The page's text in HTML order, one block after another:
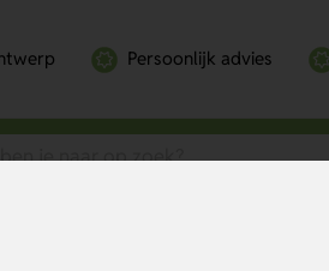
Persoonlijk advies